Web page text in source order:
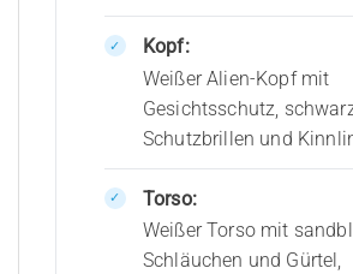
Kopf:
Weißer Alien-Kopf mit
Gesichtsschutz,
Schutzbrillen und
Torso:
Weißer Torso mit
Schläuchen und Gürtel,